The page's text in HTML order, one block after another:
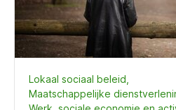
Lokaal sociaal beleid
Maatschappelijke